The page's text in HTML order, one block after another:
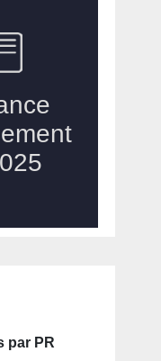
par PR